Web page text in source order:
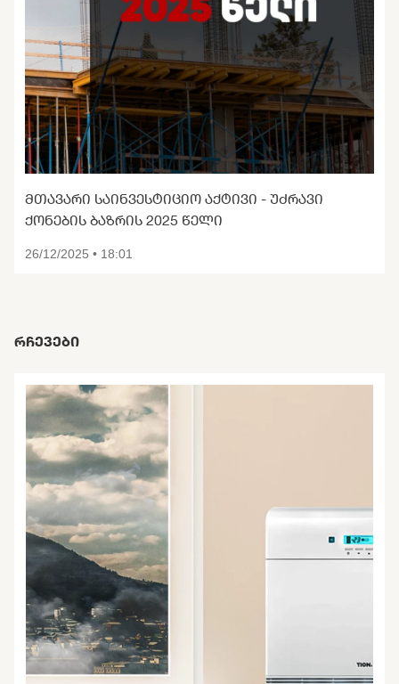
ᲛᲗᲐᲕᲐᲠᲘ ᲡᲐᲘᲜᲕᲔᲡᲢᲘᲪᲘᲝ ᲐᲥᲢᲘᲕᲘ - ᲣᲫᲠᲐᲕᲘ
ᲥᲝᲜᲔᲑᲘᲡ ᲑᲐᲖᲠᲘᲡ 2025 ᲬᲔᲚᲘ
26/12/2025 • 18:01
ᲠᲩᲔᲕᲔᲑᲘ